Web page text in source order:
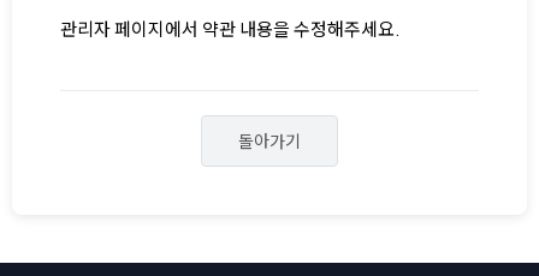
관리자 페이지에서 약관 내용을 수정해주세요.
돌아가기